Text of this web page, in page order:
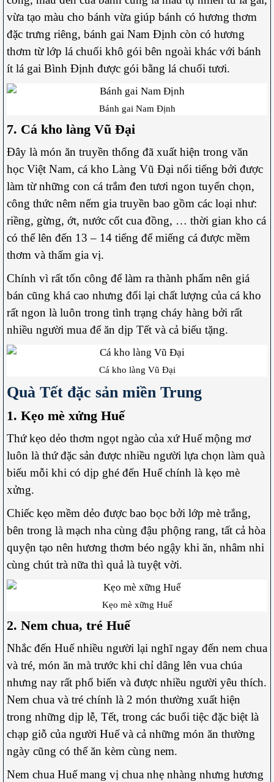
vừa tạo màu cho bánh vừa giúp bánh có hương thơm
đặc trưng riêng, bánh gai Nam Định còn có hương
thơm từ lớp lá chuối khô gói bên ngoài khác với bánh
ít lá gai Bình Định được gói bằng lá chuối tươi.
Bánh gai Nam Định
7. Cá kho làng Vũ Đại
Đây là món ăn truyền thống đã xuất hiện trong văn
học Việt Nam, cá kho Làng Vũ Đại nổi tiếng bởi được
làm từ những con cá trắm đen tươi ngon tuyển chọn,
công thức nêm nếm gia truyền bao gồm các loại như:
riềng, gừng, ớt, nước cốt cua đồng, … thời gian kho cá
có thể lên đến 13 – 14 tiếng để miếng cá được mềm
thơm và thấm gia vị.
Chính vì rất tốn công để làm ra thành phẩm nên giá
bán cũng khá cao nhưng đổi lại chất lượng của cá kho
rất ngon là luôn trong tình trạng cháy hàng bởi rất
nhiều người mua để ăn dịp Tết và cả biếu tặng.
Cá kho làng Vũ Đại
Quà Tết đặc sản miền Trung
1. Kẹo mè xửng Huế
Thứ kẹo dẻo thơm ngọt ngào của xứ Huế mộng mơ
luôn là thứ đặc sản được nhiều người lựa chọn làm quà
biếu mỗi khi có dịp ghé đến Huế chính là kẹo mè
xửng.
Chiếc kẹo mềm dẻo được bao bọc bởi lớp mè trắng,
bên trong là mạch nha cùng đậu phộng rang, tất cả hòa
quyện tạo nên hương thơm béo ngậy khi ăn, nhâm nhi
cùng chút trà nữa thì quả là tuyệt vời.
Kẹo mè xững Huế
2. Nem chua, tré Huế
Nhắc đến Huế nhiều người lại nghĩ ngay đến nem chua
và tré, món ăn mà trước khi chỉ dâng lên vua chúa
nhưng nay rất phổ biến và được nhiều người yêu thích.
Nem chua và tré chính là 2 món thường xuất hiện
trong những dịp lễ, Tết, trong các buổi tiệc đặc biệt là
chạp giỗ của người Huế và cả những món ăn thường
ngày cũng có thể ăn kèm cùng nem.
Nem chua Huế mang vị chua nhẹ nhàng nhưng hương